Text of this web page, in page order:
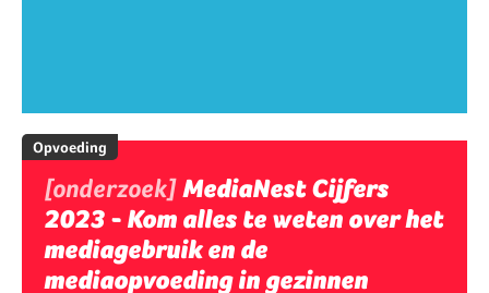
Opvoeding
[onderzoek]MediaNest Cijfers
2023 - Kom alles te weten over het
mediagebruik en de
mediaopvoeding in gezinnen